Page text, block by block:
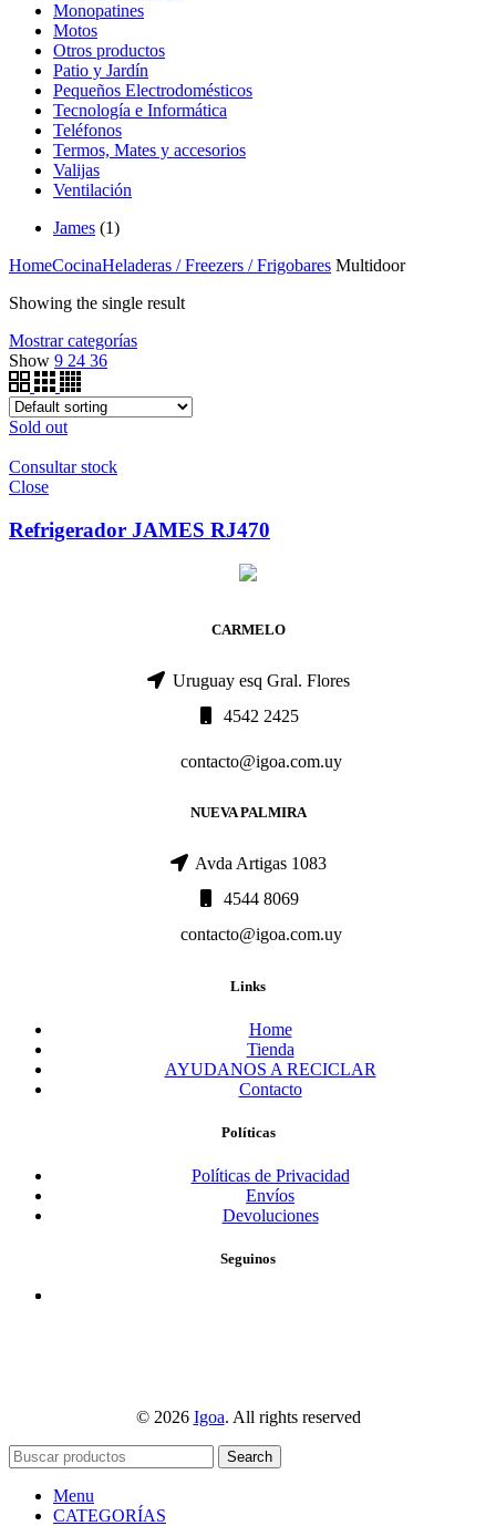
Monopatines
Motos
Otros productos
Patio y Jardín
Pequeños Electrodomésticos
Tecnología e Informática
Teléfonos
Termos, Mates y accesorios
Valijas
Ventilación
James (1)
HomeCocinaHeladeras / Freezers / Frigobares Multidoor
Showing the single result
Mostrar categorías
Show 9 24 36
Sold out
Consultar stock
Close
Refrigerador JAMES RJ470
CARMELO
Uruguay esq Gral. Flores
4542 2425
contacto@igoa.com.uy
NUEVA PALMIRA
Avda Artigas 1083
4544 8069
contacto@igoa.com.uy
Links
Home
Tienda
AYUDANOS A RECICLAR
Contacto
Políticas
Políticas de Privacidad
Envíos
Devoluciones
Seguinos
© 2026 Igoa. All rights reserved
Search
Menu
CATEGORÍAS